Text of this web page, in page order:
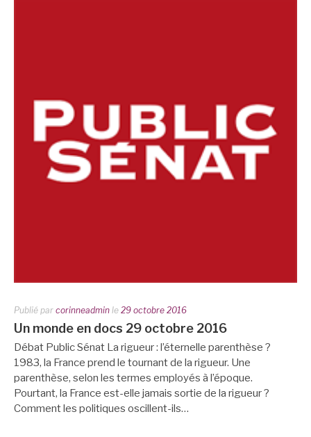
Publié par corinneadmin le 29 octobre 2016
Un monde en docs 29 octobre 2016
Débat Public Sénat La rigueur : l’éternelle parenthèse ?
1983, la France prend le tournant de la rigueur. Une
parenthèse, selon les termes employés à l’époque.
Pourtant, la France est-elle jamais sortie de la rigueur ?
Comment les politiques oscillent-ils…